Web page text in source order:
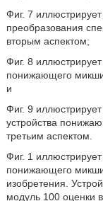
Фиг. 7
преобразования
вторым аспектом;
Фиг. 8
понижающего
и
Фиг. 9
устройства
третьим аспектом.
Фиг. 1
понижающего
изобретения.
модуль 100 оценки